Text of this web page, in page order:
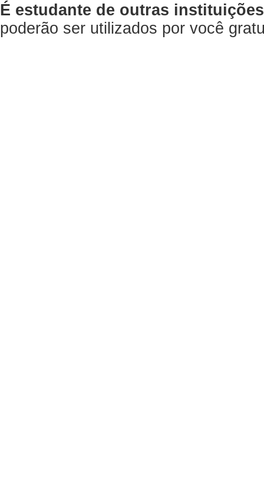
É estudante de outras
poderão ser utilizados por você